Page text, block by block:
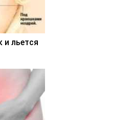
и льется